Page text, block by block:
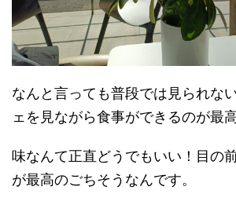
なんと言っても普段では見られな
ェを見ながら食事ができるのが最
味なんて正直どうでもいい！目の
が最高のごちそうなんです。